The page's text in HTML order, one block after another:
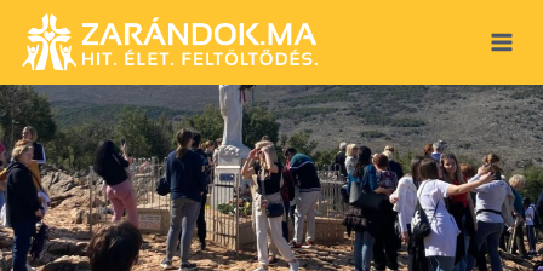
content